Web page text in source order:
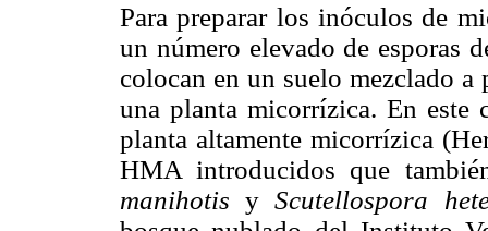
Para preparar los inóculos de
un número elevado de esporas
colocan en un suelo mezclado a
una planta micorrízica. En este
planta altamente micorrízica
HMA introducidos que
manihotisyScutellospora